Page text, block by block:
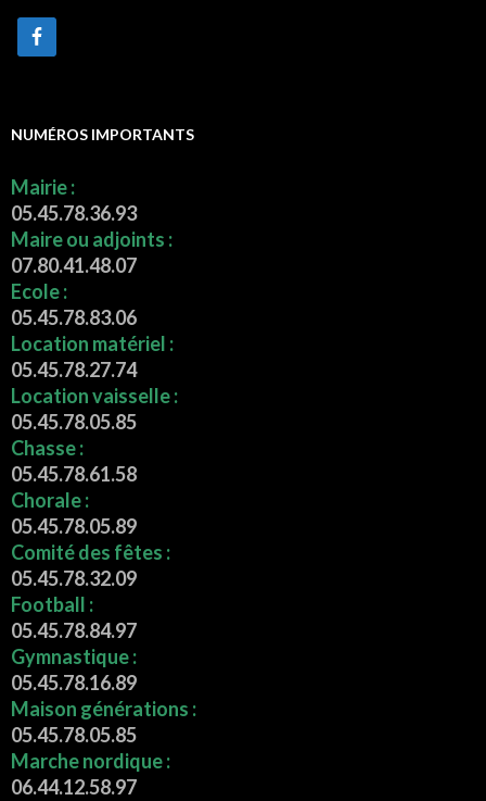
NUMÉROS IMPORTANTS
Mairie :
05.45.78.36.93
Maire ou adjoints :
07.80.41.48.07
Ecole :
05.45.78.83.06
Location matériel :
05.45.78.27.74
Location vaisselle :
05.45.78.05.85
Chasse :
05.45.78.61.58
Chorale :
05.45.78.05.89
Comité des fêtes :
05.45.78.32.09
Football :
05.45.78.84.97
Gymnastique :
05.45.78.16.89
Maison générations :
05.45.78.05.85
Marche nordique :
06.44.12.58.97